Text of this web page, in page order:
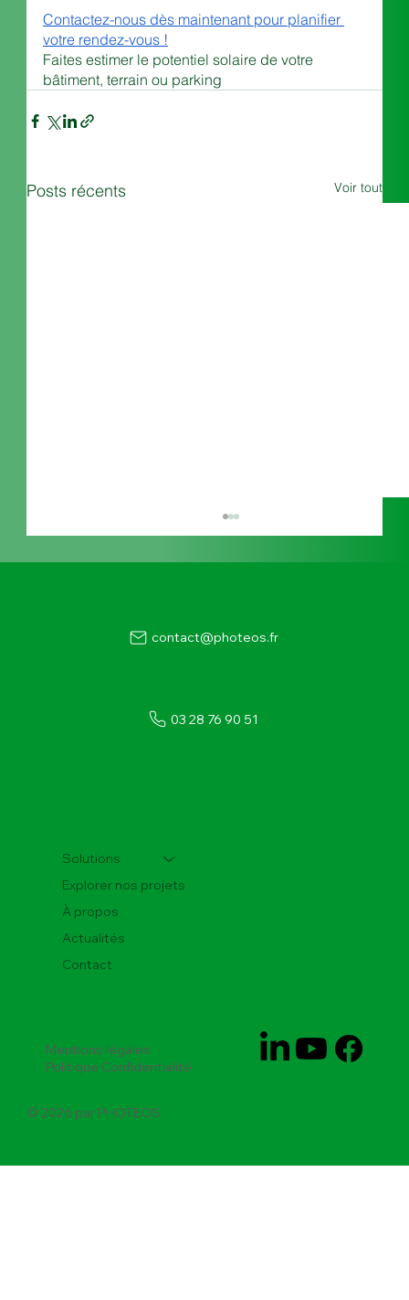
Contactez-nous dès maintenant pour planifier
votre rendez-vous !
Faites estimer le potentiel solaire de votre
bâtiment, terrain ou parking
Posts récents Voir tout
Centrale photovoltaïque sur toiture : le rôle
03 28 76 90 51
contact@photeos.fr
Solutions
Explorer nos projets
À propos
Actualités
Contact
Mentions légales
Politique Confidentialité
© 2026 par PHOTEOS